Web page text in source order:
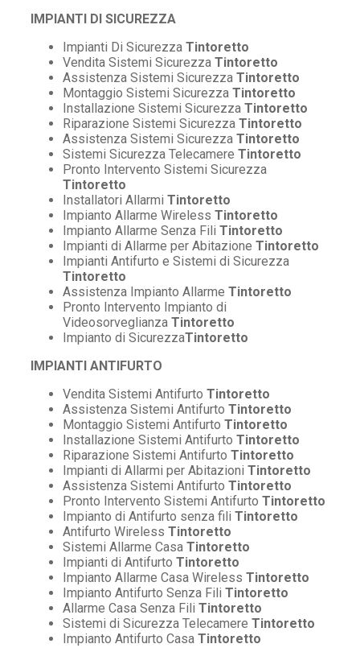
IMPIANTI DI SICUREZZA
Impianti Di Sicurezza Tintoretto
Vendita Sistemi Sicurezza Tintoretto
Assistenza Sistemi Sicurezza Tintoretto
Montaggio Sistemi Sicurezza Tintoretto
Installazione Sistemi Sicurezza Tintoretto
Riparazione Sistemi Sicurezza Tintoretto
Assistenza Sistemi Sicurezza Tintoretto
Sistemi Sicurezza Telecamere Tintoretto
Pronto Intervento Sistemi Sicurezza
Tintoretto
Installatori Allarmi Tintoretto
Impianto Allarme Wireless Tintoretto
Impianto Allarme Senza Fili Tintoretto
Impianti di Allarme per Abitazione Tintoretto
Impianti Antifurto e Sistemi di Sicurezza
Tintoretto
Assistenza Impianto Allarme Tintoretto
Pronto Intervento Impianto di
Videosorveglianza Tintoretto
Impianto di SicurezzaTintoretto
IMPIANTI ANTIFURTO
Vendita Sistemi Antifurto Tintoretto
Assistenza Sistemi Antifurto Tintoretto
Montaggio Sistemi Antifurto Tintoretto
Installazione Sistemi Antifurto Tintoretto
Riparazione Sistemi Antifurto Tintoretto
Impianti di Allarmi per Abitazioni Tintoretto
Assistenza Sistemi Antifurto Tintoretto
Pronto Intervento Sistemi Antifurto Tintoretto
Impianto di Antifurto senza fili Tintoretto
Antifurto Wireless Tintoretto
Sistemi Allarme Casa Tintoretto
Impianti di Antifurto Tintoretto
Impianto Allarme Casa Wireless Tintoretto
Impianto Antifurto Senza Fili Tintoretto
Allarme Casa Senza Fili Tintoretto
Sistemi di Sicurezza Telecamere Tintoretto
Impianto Antifurto Casa Tintoretto